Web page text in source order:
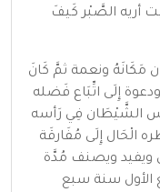
أريه الصَّبْر كَيفَ
مَكَانَهُ ونعمة ثمَّ كَانَ
إِلَى اتِّبَاع فَضله
الشَّيْطَان فِي رَأسه
الْحَال إِلَى مُفَارقَة
ويفيد ويصنف مُدَّة
سنة سبع